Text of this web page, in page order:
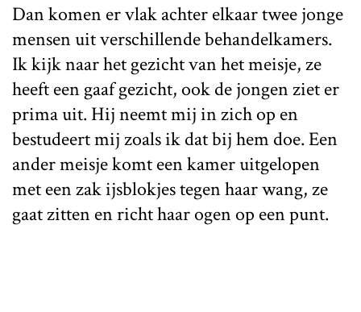
Dan komen er vlak achter elkaar twee jonge
mensen uit verschillende behandelkamers.
Ik kijk naar het gezicht van het meisje, ze
heeft een gaaf gezicht, ook de jongen ziet er
prima uit. Hij neemt mij in zich op en
bestudeert mij zoals ik dat bij hem doe. Een
ander meisje komt een kamer uitgelopen
met een zak ijsblokjes tegen haar wang, ze
gaat zitten en richt haar ogen op een punt.